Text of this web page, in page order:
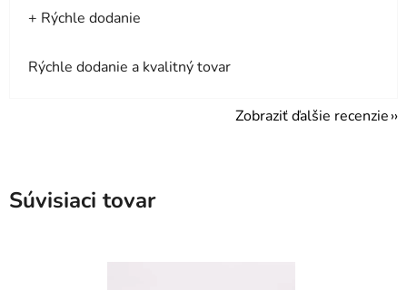
+ Rýchle dodanie
Rýchle dodanie a kvalitný tovar
Zobraziť ďalšie recenzie
Súvisiaci tovar